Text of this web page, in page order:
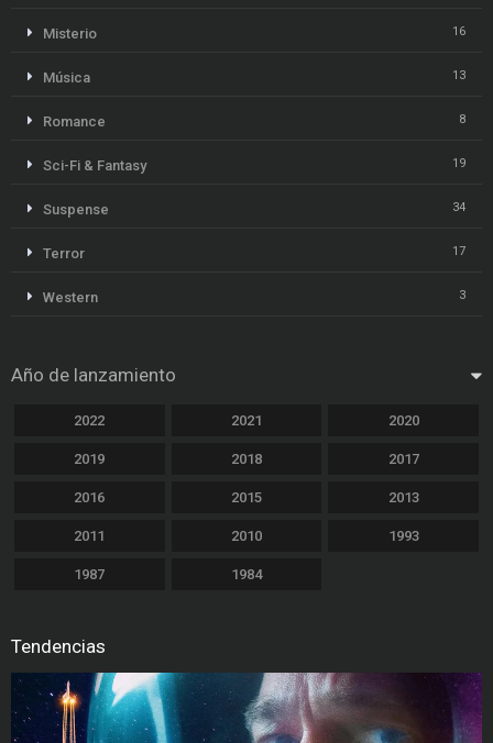
Misterio 16
Música 13
Romance 8
Sci-Fi & Fantasy 19
Suspense 34
Terror 17
Western 3
Año de lanzamiento
2022 2021 2020
2019 2018 2017
2016 2015 2013
2011 2010 1993
1987 1984
Tendencias